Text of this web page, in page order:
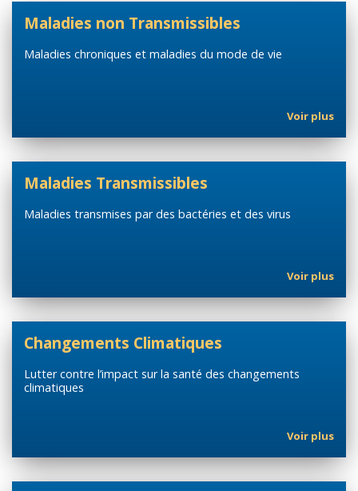
Maladies non Transmissibles
Maladies chroniques et maladies du mode de vie
Voir plus
Maladies Transmissibles
Maladies transmises par des bactéries et des virus
Voir plus
Changements Climatiques
Lutter contre l’impact sur la santé des changements
climatiques
Voir plus